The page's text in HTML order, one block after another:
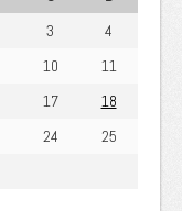
3
4
10
11
17
18
24
25